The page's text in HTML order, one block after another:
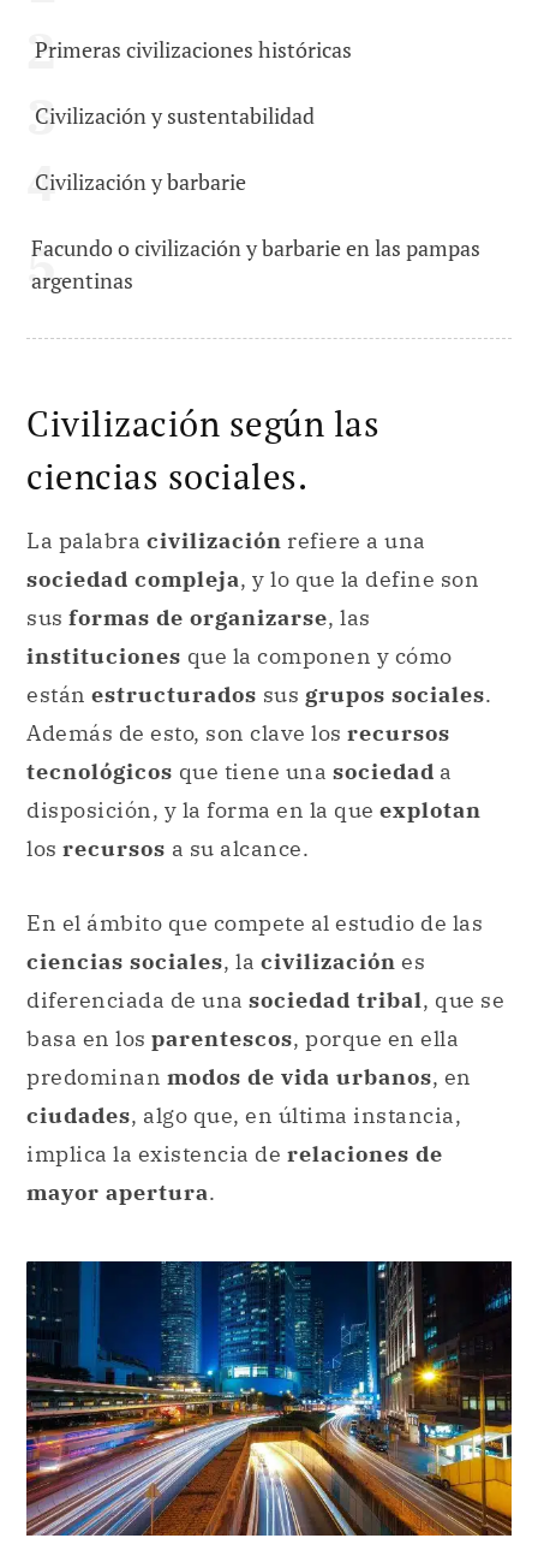
Primeras civilizaciones históricas
Civilización y sustentabilidad
Civilización y barbarie
Facundo o civilización y barbarie en las pampas
argentinas
Civilización según las
ciencias sociales.
La palabra civilización refiere a una
sociedad compleja, y lo que la define son
sus formas de organizarse, las
instituciones que la componen y cómo
están estructurados sus grupos sociales.
Además de esto, son clave los recursos
tecnológicos que tiene una sociedad a
disposición, y la forma en la que explotan
los recursos a su alcance.
En el ámbito que compete al estudio de las
ciencias sociales, la civilización es
diferenciada de una sociedad tribal, que se
basa en los parentescos, porque en ella
predominan modos de vida urbanos, en
ciudades, algo que, en última instancia,
implica la existencia de relaciones de
mayor apertura.